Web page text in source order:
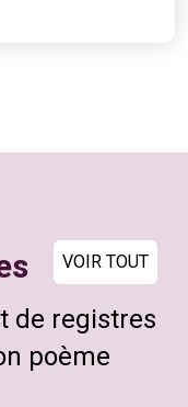
de registres
poème
VOIR TOUT